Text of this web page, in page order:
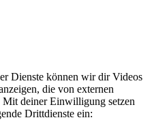
Dienste können wir dir Videos
die von externen
Mit deiner Einwilligung setzen
Drittdienste ein: